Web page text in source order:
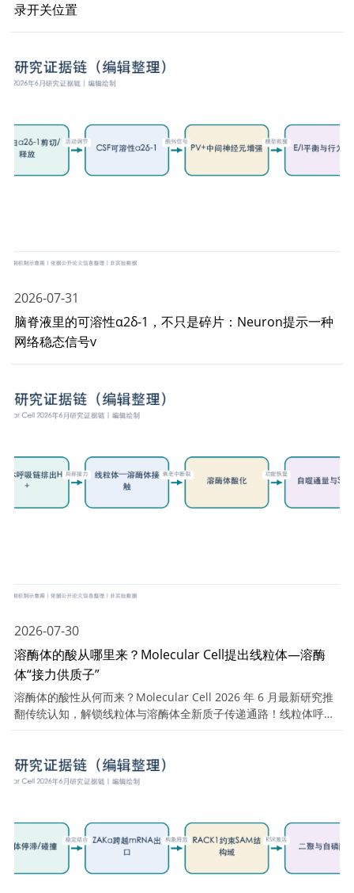
录开关位置
2026-07-31
脑脊液里的可溶性α2δ-1，不只是碎片：Neuron提示一种
网络稳态信号v
2026-07-30
溶酶体的酸从哪里来？Molecular Cell提出线粒体—溶酶
体“接力供质子”
溶酶体的酸性从何而来？Molecular Cell 2026 年 6 月最新研究推
翻传统认知，解锁线粒体与溶酶体全新质子传递通路！线粒体呼吸
链排出质子，通过细胞器膜接触直接供给溶酶体酸化，衰老会破坏
制，串联起线粒体功能、铁代谢稳态、自噬通量与脂质过氧化，是
衰老、铁死亡、肿瘤相关课题的核心创新切入点。今天带大家吃透